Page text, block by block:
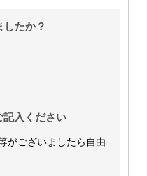
したか？
記入ください
がございましたら自由